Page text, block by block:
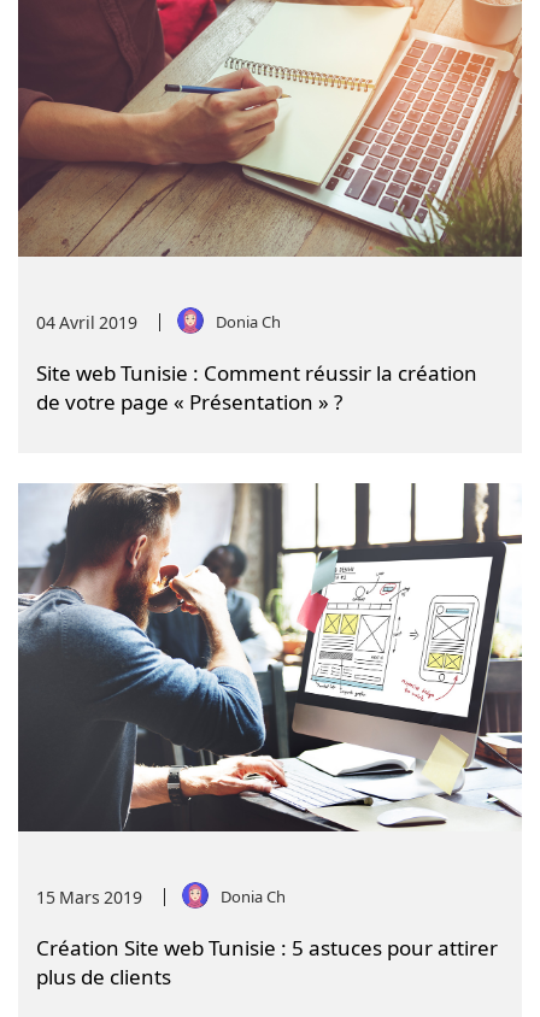
04Avril 2019 Donia Ch
Site web Tunisie : Comment réussir la création
de votre page « Présentation » ?
15 Mars 2019 Donia Ch
Création Site web Tunisie : 5 astuces pour attirer
plus de clients